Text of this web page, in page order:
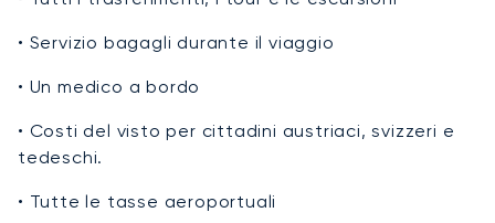
• Servizio bagagli durante il viaggio
• Un medico a bordo
• Costi del visto per cittadini austriaci, svizzeri e
tedeschi.
• Tutte le tasse aeroportuali